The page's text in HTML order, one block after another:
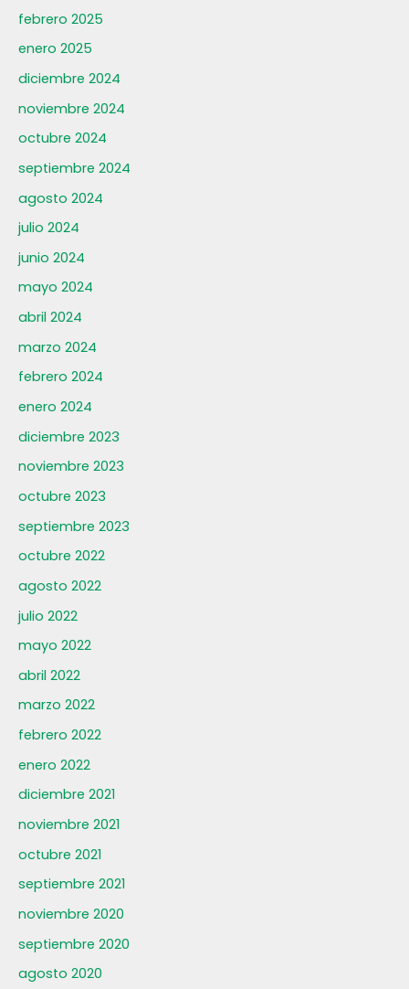
febrero 2025
enero 2025
diciembre 2024
noviembre 2024
octubre 2024
septiembre 2024
agosto 2024
julio 2024
junio 2024
mayo 2024
abril 2024
marzo 2024
febrero 2024
enero 2024
diciembre 2023
noviembre 2023
octubre 2023
septiembre 2023
octubre 2022
agosto 2022
julio 2022
mayo 2022
abril 2022
marzo 2022
febrero 2022
enero 2022
diciembre 2021
noviembre 2021
octubre 2021
septiembre 2021
noviembre 2020
septiembre 2020
agosto 2020